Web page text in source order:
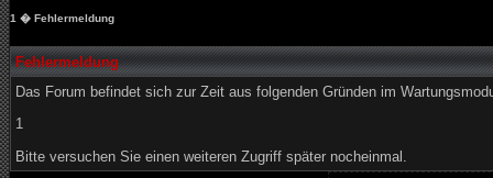
1 � Fehlermeldung
Fehlermeldung
Das Forum befindet sich zur Zeit aus folgenden Gründen im
1
Bitte versuchen Sie einen weiteren Zugriff später nocheinmal.